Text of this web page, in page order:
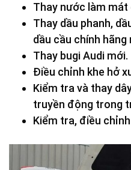
Thay nước làm mát
Thay dầu phanh,
dầu cầu chính hãng
Thay bugi Audi mới.
Điều chỉnh khe hở
Kiểm tra và thay
truyền động trong
Kiểm tra, điều